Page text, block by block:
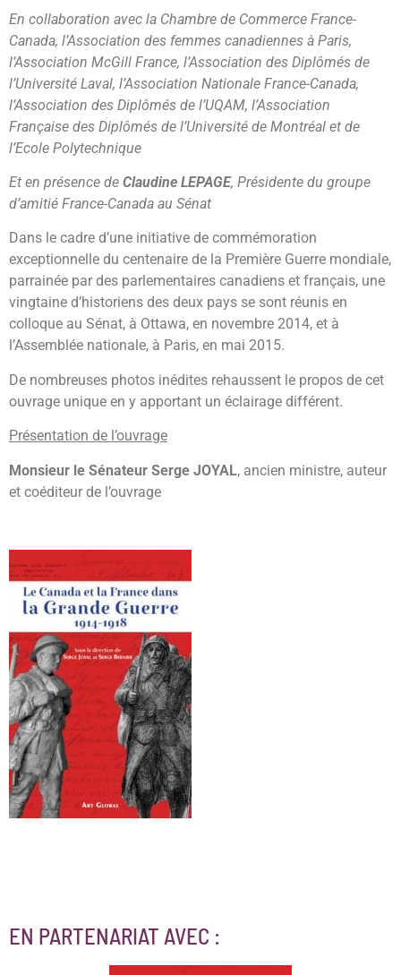
En collaboration avec la Chambre de Commerce France-
Canada, l’Association des femmes canadiennes à Paris,
l’Association McGill France, l’Association des Diplômés de
l’Université Laval, l’Association Nationale France-Canada,
l’Association des Diplômés de l’UQAM, l’Association
Française des Diplômés de l’Université de Montréal et de
l’Ecole Polytechnique
Et en présence de Claudine LEPAGE, Présidente du groupe
d’amitié France-Canada au Sénat
Dans le cadre d’une initiative de commémoration
exceptionnelle du centenaire de la Première Guerre mondiale,
parrainée par des parlementaires canadiens et français, une
vingtaine d’historiens des deux pays se sont réunis en
colloque au Sénat, à Ottawa, en novembre 2014, et à
l’Assemblée nationale, à Paris, en mai 2015.
De nombreuses photos inédites rehaussent le propos de cet
ouvrage unique en y apportant un éclairage différent.
Présentation de l’ouvrage
Monsieur le Sénateur Serge JOYAL, ancien ministre, auteur
et coéditeur de l’ouvrage
EN PARTENARIAT AVEC :